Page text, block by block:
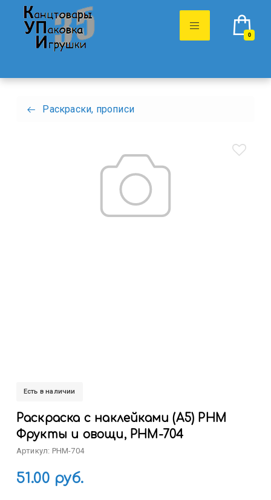
0
Раскраски, прописи
Есть в наличии
Раскраска с наклейками (А5) РНМ
Фрукты и овощи, РНМ-704
Артикул: РНМ-704
51.00 руб.